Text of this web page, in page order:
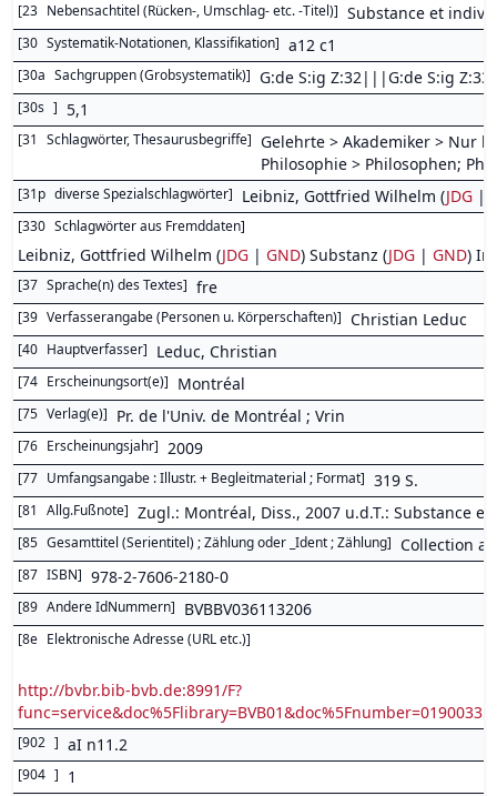
[23 Nebensachtitel (Rücken-, Umschlag- etc. -Titel)] Substance et
[30 Systematik-Notationen, Klassifikation] a12 c1
[30a Sachgruppen (Grobsystematik)] G:de S:ig Z:32|||G:de S:ig Z:33
[30s ] 5,1
[31 Schlagwörter, Thesaurusbegriffe] Gelehrte > Akademiker > Nur
Philosophie > Philosophen;
[31p diverse Spezialschlagwörter] Leibniz, Gottfried Wilhelm (JDG |
[330 Schlagwörter aus Fremddaten]
Leibniz, Gottfried Wilhelm (JDG | GND) Substanz (JDG | GND)
[37 Sprache(n) des Textes] fre
[39 Verfasserangabe (Personen u. Körperschaften)] Christian Leduc
[40 Hauptverfasser] Leduc, Christian
[74 Erscheinungsort(e)] Montréal
[75 Verlag(e)] Pr. de l'Univ. de Montréal ; Vrin
[76 Erscheinungsjahr] 2009
[77 Umfangsangabe : Illustr. + Begleitmaterial ; Format] 319 S.
[81 Allg.Fußnote] Zugl.: Montréal, Diss., 2007 u.d.T.: Substance
[85 Gesamttitel (Serientitel) ; Zählung oder _Ident ; Zählung] Collection
[87 ISBN] 978-2-7606-2180-0
[89 Andere IdNummern] BVBBV036113206
[8e Elektronische Adresse (URL etc.)]
http://bvbr.bib-bvb.de:8991/F?
[902 ] aI n11.2
[904 ] 1